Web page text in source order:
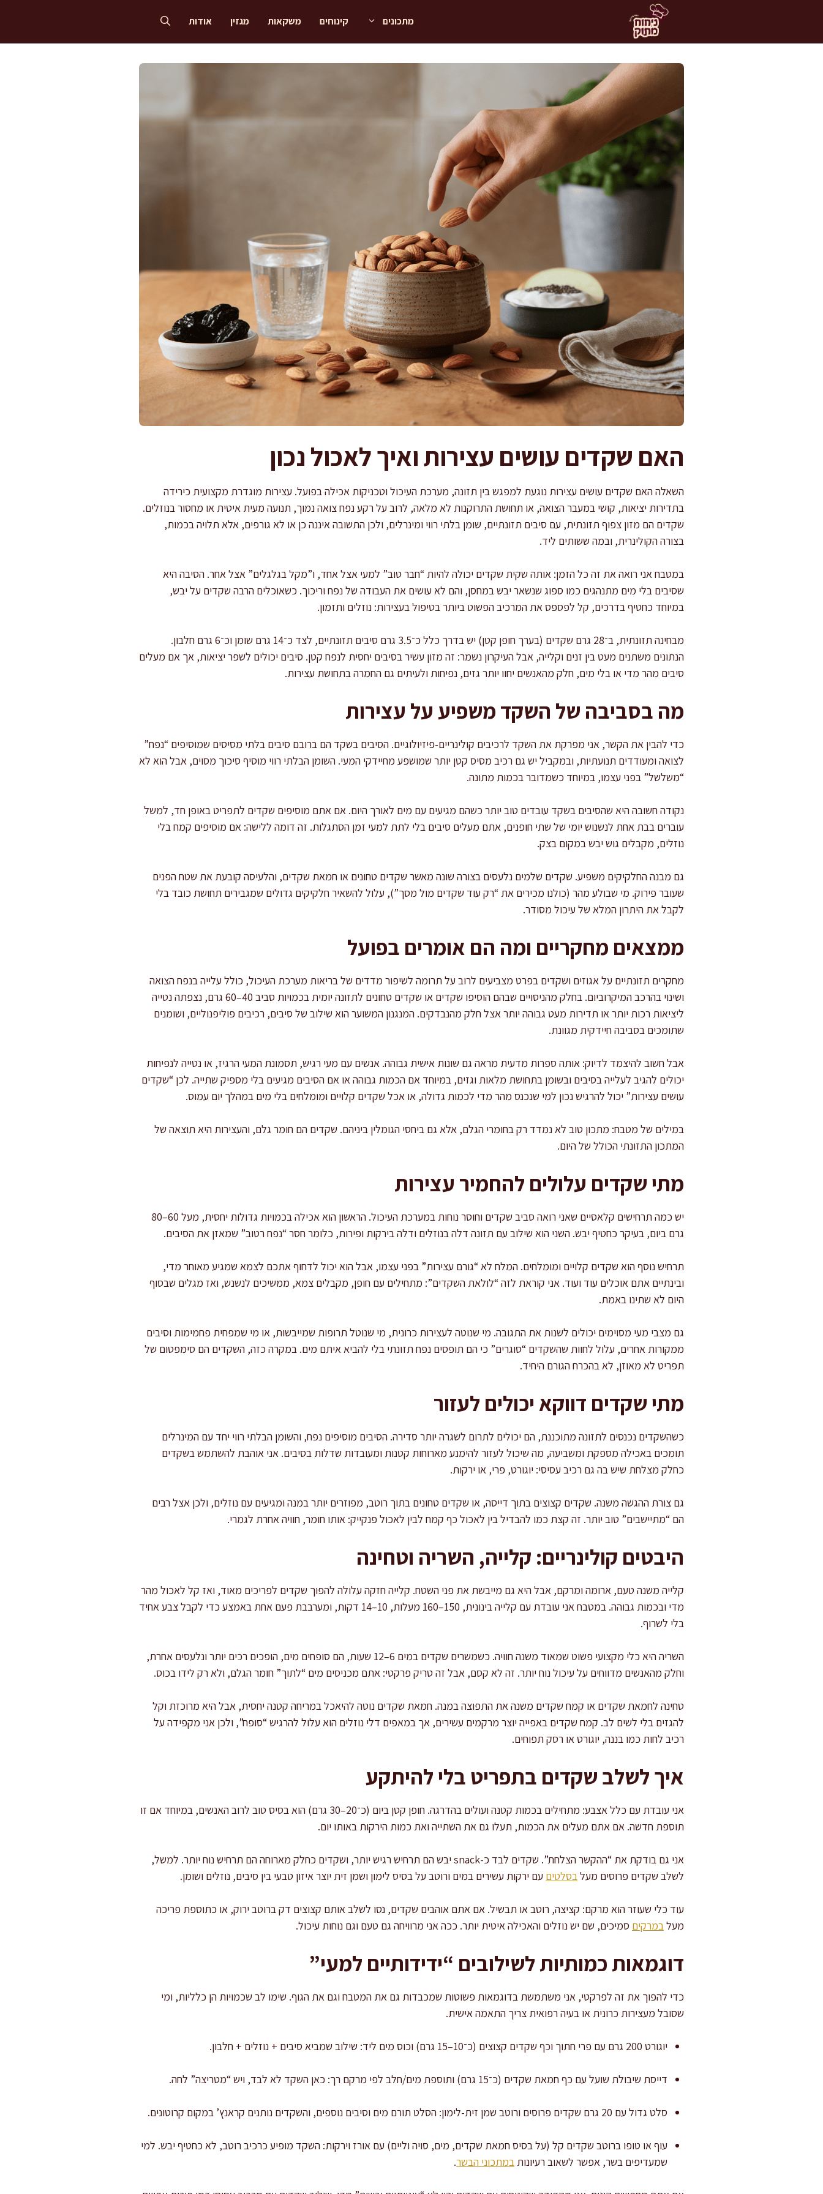
מתכונים קינוחים משקאות מגזין אודות
האם שקדים עושים עצירות ואיך לאכול נכון
השאלה האם שקדים עושים עצירות נוגעת למפגש בין תזונה, מערכת העיכול וטכניקות אכילה בפועל. עצירות מוגדרת מקצועית כירידה
בתדירות יציאות, קושי במעבר הצואה, או תחושת התרוקנות לא מלאה, לרוב על רקע נפח צואה נמוך, תנועה מעית איטית או מחסור בנוזלים.
שקדים הם מזון צפוף תזונתית, עם סיבים תזונתיים, שומן בלתי רווי ומינרלים, ולכן התשובה איננה כן או לא גורפים, אלא תלויה בכמות,
בצורה הקולינרית, ובמה ששותים ליד.
במטבח אני רואה את זה כל הזמן: אותה שקית שקדים יכולה להיות “חבר טוב” למעי אצל אחד, ו”מקל בגלגלים” אצל אחר. הסיבה היא
שסיבים בלי מים מתנהגים כמו ספוג שנשאר יבש במחסן, והם לא עושים את העבודה של נפח וריכוך. כשאוכלים הרבה שקדים על יבש,
במיוחד כחטיף בדרכים, קל לפספס את המרכיב הפשוט ביותר בטיפול בעצירות: נוזלים ותזמון.
מבחינה תזונתית, ב־28 גרם שקדים (בערך חופן קטן) יש בדרך כלל כ־3.5 גרם סיבים תזונתיים, לצד כ־14 גרם שומן וכ־6 גרם חלבון.
הנתונים משתנים מעט בין זנים וקלייה, אבל העיקרון נשמר: זה מזון עשיר בסיבים יחסית לנפח קטן. סיבים יכולים לשפר יציאות, אך אם מעלים
סיבים מהר מדי או בלי מים, חלק מהאנשים יחוו יותר גזים, נפיחות ולעיתים גם החמרה בתחושת עצירות.
מה בסביבה של השקד משפיע על עצירות
כדי להבין את הקשר, אני מפרקת את השקד לרכיבים קולינריים-פיזיולוגיים. הסיבים בשקד הם ברובם סיבים בלתי מסיסים שמוסיפים “נפח”
לצואה ומעודדים תנועתיות, ובמקביל יש גם רכיב מסיס קטן יותר שמושפע מחיידקי המעי. השומן הבלתי רווי מוסיף סיכוך מסוים, אבל הוא לא
“משלשל” בפני עצמו, במיוחד כשמדובר בכמות מתונה.
נקודה חשובה היא שהסיבים בשקד עובדים טוב יותר כשהם מגיעים עם מים לאורך היום. אם אתם מוסיפים שקדים לתפריט באופן חד, למשל
עוברים בבת אחת לנשנוש יומי של שתי חופנים, אתם מעלים סיבים בלי לתת למעי זמן הסתגלות. זה דומה ללישה: אם מוסיפים קמח בלי
נוזלים, מקבלים גוש יבש במקום בצק.
גם מבנה החלקיקים משפיע. שקדים שלמים נלעסים בצורה שונה מאשר שקדים טחונים או חמאת שקדים, והלעיסה קובעת את שטח הפנים
שעובר פירוק. מי שבולע מהר (כולנו מכירים את “רק עוד שקדים מול מסך”), עלול להשאיר חלקיקים גדולים שמגבירים תחושת כובד בלי
לקבל את היתרון המלא של עיכול מסודר.
ממצאים מחקריים ומה הם אומרים בפועל
מחקרים תזונתיים על אגוזים ושקדים בפרט מצביעים לרוב על תרומה לשיפור מדדים של בריאות מערכת העיכול, כולל עלייה בנפח הצואה
ושינוי בהרכב המיקרוביום. בחלק מהניסויים שבהם הוסיפו שקדים או שקדים טחונים לתזונה יומית בכמויות סביב 40–60 גרם, נצפתה נטייה
ליציאות רכות יותר או תדירות מעט גבוהה יותר אצל חלק מהנבדקים. המנגנון המשוער הוא שילוב של סיבים, רכיבים פוליפנוליים, ושומנים
שתומכים בסביבה חיידקית מגוונת.
אבל חשוב להיצמד לדיוק: אותה ספרות מדעית מראה גם שונות אישית גבוהה. אנשים עם מעי רגיש, תסמונת המעי הרגיז, או נטייה לנפיחות
יכולים להגיב לעלייה בסיבים ובשומן בתחושת מלאות וגזים, במיוחד אם הכמות גבוהה או אם הסיבים מגיעים בלי מספיק שתייה. לכן “שקדים
עושים עצירות” יכול להרגיש נכון למי שנכנס מהר מדי לכמות גדולה, או אכל שקדים קלויים ומומלחים בלי מים במהלך יום עמוס.
במילים של מטבח: מתכון טוב לא נמדד רק בחומרי הגלם, אלא גם ביחסי הגומלין ביניהם. שקדים הם חומר גלם, והעצירות היא תוצאה של
המתכון התזונתי הכולל של היום.
מתי שקדים עלולים להחמיר עצירות
יש כמה תרחישים קלאסיים שאני רואה סביב שקדים וחוסר נוחות במערכת העיכול. הראשון הוא אכילה בכמויות גדולות יחסית, מעל 60–80
גרם ביום, בעיקר כחטיף יבש. השני הוא שילוב עם תזונה דלה בנוזלים ודלה בירקות ופירות, כלומר חסר “נפח רטוב” שמאזן את הסיבים.
תרחיש נוסף הוא שקדים קלויים ומומלחים. המלח לא “גורם עצירות” בפני עצמו, אבל הוא יכול לדחוף אתכם לצמא שמגיע מאוחר מדי,
ובינתיים אתם אוכלים עוד ועוד. אני קוראת לזה “לולאת השקדים”: מתחילים עם חופן, מקבלים צמא, ממשיכים לנשנש, ואז מגלים שבסוף
היום לא שתינו באמת.
גם מצבי מעי מסוימים יכולים לשנות את התגובה. מי שנוטה לעצירות כרונית, מי שנוטל תרופות שמייבשות, או מי שמפחית פחמימות וסיבים
ממקורות אחרים, עלול לחוות שהשקדים “סוגרים” כי הם תופסים נפח תזונתי בלי להביא איתם מים. במקרה כזה, השקדים הם סימפטום של
תפריט לא מאוזן, לא בהכרח הגורם היחיד.
מתי שקדים דווקא יכולים לעזור
כשהשקדים נכנסים לתזונה מתוכננת, הם יכולים לתרום לשגרה יותר סדירה. הסיבים מוסיפים נפח, והשומן הבלתי רווי יחד עם המינרלים
תומכים באכילה מספקת ומשביעה, מה שיכול לעזור להימנע מארוחות קטנות ומעובדות שדלות בסיבים. אני אוהבת להשתמש בשקדים
כחלק מצלחת שיש בה גם רכיב עסיסי: יוגורט, פרי, או ירקות.
גם צורת ההגשה משנה. שקדים קצוצים בתוך דייסה, או שקדים טחונים בתוך רוטב, מפוזרים יותר במנה ומגיעים עם נוזלים, ולכן אצל רבים
הם “מתיישבים” טוב יותר. זה קצת כמו להבדיל בין לאכול כף קמח לבין לאכול פנקייק: אותו חומר, חוויה אחרת לגמרי.
היבטים קולינריים: קלייה, השריה וטחינה
קלייה משנה טעם, ארומה ומרקם, אבל היא גם מייבשת את פני השטח. קלייה חזקה עלולה להפוך שקדים לפריכים מאוד, ואז קל לאכול מהר
מדי ובכמות גבוהה. במטבח אני עובדת עם קלייה בינונית, 150–160 מעלות, 10–14 דקות, ומערבבת פעם אחת באמצע כדי לקבל צבע אחיד
בלי לשרוף.
השריה היא כלי מקצועי פשוט שמאוד משנה חוויה. כשמשרים שקדים במים 6–12 שעות, הם סופחים מים, הופכים רכים יותר ונלעסים אחרת,
וחלק מהאנשים מדווחים על עיכול נוח יותר. זה לא קסם, אבל זה טריק פרקטי: אתם מכניסים מים “לתוך” חומר הגלם, ולא רק לידו בכוס.
טחינה לחמאת שקדים או קמח שקדים משנה את התפוצה במנה. חמאת שקדים נוטה להיאכל במריחה קטנה יחסית, אבל היא מרוכזת וקל
להגזים בלי לשים לב. קמח שקדים באפייה יוצר מרקמים עשירים, אך במאפים דלי נוזלים הוא עלול להרגיש “סופח”, ולכן אני מקפידה על
רכיב לחות כמו בננה, יוגורט או רסק תפוחים.
איך לשלב שקדים בתפריט בלי להיתקע
אני עובדת עם כלל אצבע: מתחילים בכמות קטנה ועולים בהדרגה. חופן קטן ביום (כ־20–30 גרם) הוא בסיס טוב לרוב האנשים, במיוחד אם זו
תוספת חדשה. אם אתם מעלים את הכמות, תעלו גם את השתייה ואת כמות הירקות באותו יום.
אני גם בודקת את “ההקשר הצלחת”. שקדים לבד כ-snack יבש הם תרחיש רגיש יותר, ושקדים כחלק מארוחה הם תרחיש נוח יותר. למשל,
לשלב שקדים פרוסים מעלבסלטים עם ירקות עשירים במים ורוטב על בסיס לימון ושמן זית יוצר איזון טבעי בין סיבים, נוזלים ושומן.
עוד כלי שעוזר הוא מרקם: קציצה, רוטב או תבשיל. אם אתם אוהבים שקדים, נסו לשלב אותם קצוצים דק ברוטב ירוק, או כתוספת פריכה
מעלבמרקים סמיכים, שם יש נוזלים והאכילה איטית יותר. ככה אני מרוויחה גם טעם וגם נוחות עיכול.
דוגמאות כמותיות לשילובים “ידידותיים למעי”
כדי להפוך את זה לפרקטי, אני משתמשת בדוגמאות פשוטות שמכבדות גם את המטבח וגם את הגוף. שימו לב שכמויות הן כלליות, ומי
שסובל מעצירות כרונית או בעיה רפואית צריך התאמה אישית.
יוגורט 200 גרם עם פרי חתוך וכף שקדים קצוצים (כ־10–15 גרם) וכוס מים ליד: שילוב שמביא סיבים + נוזלים + חלבון.
דייסת שיבולת שועל עם כף חמאת שקדים (כ־15 גרם) ותוספת מים/חלב לפי מרקם רך: כאן השקד לא לבד, ויש “מטריצה” לחה.
סלט גדול עם 20 גרם שקדים פרוסים ורוטב שמן זית-לימון: הסלט תורם מים וסיבים נוספים, והשקדים נותנים קראנץ’ במקום קרוטונים.
עוף או טופו ברוטב שקדים קל (על בסיס חמאת שקדים, מים, סויה וליים) עם אורז וירקות: השקד מופיע כרכיב רוטב, לא כחטיף יבש. למי
שמעדיפים בשר, אפשר לשאוב רעיונות במתכוני הבשר.